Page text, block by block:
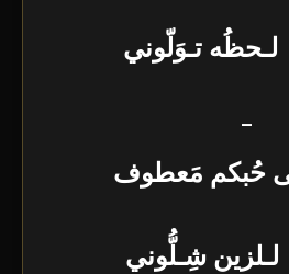
تـوَلّوني
–
حُبكم مَعطوف
شِـلُّوني